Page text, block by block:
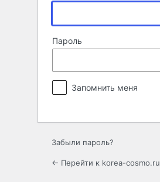
Пароль
Запомнить меня
Забыли пароль?
← Перейти к korea-cosmo.ru